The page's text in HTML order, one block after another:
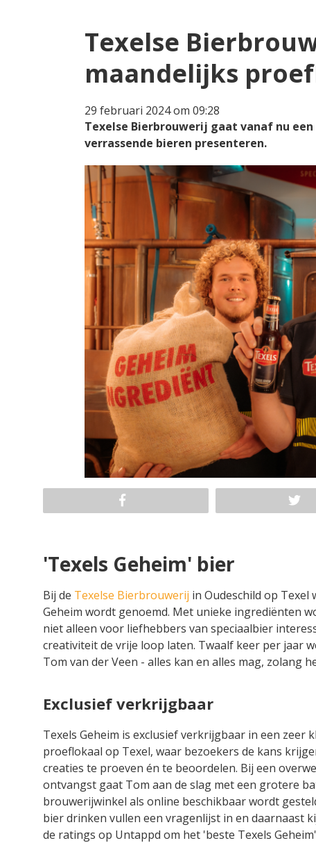
Texelse
maandelijks
29 februari 2024 om 09:28
Texelse Bierbrouwerij gaat vanaf nu
verrassende bieren presenteren.
'Texels Geheim' bier
Bij de Texelse Bierbrouwerij in Oudeschild op
Geheim wordt genoemd. Met unieke ingrediënten
niet alleen voor liefhebbers van speciaalbier
creativiteit de vrije loop laten. Twaalf keer per jaar
Tom van der Veen - alles kan en alles mag, zolang
Exclusief verkrijgbaar
Texels Geheim is exclusief verkrijgbaar in een zeer
proeflokaal op Texel, waar bezoekers de kans
creaties te proeven én te beoordelen. Bij een
ontvangst gaat Tom aan de slag met een grotere
brouwerijwinkel als online beschikbaar wordt
bier drinken vullen een vragenlijst in en daarnaast
de ratings op Untappd om het 'beste Texels